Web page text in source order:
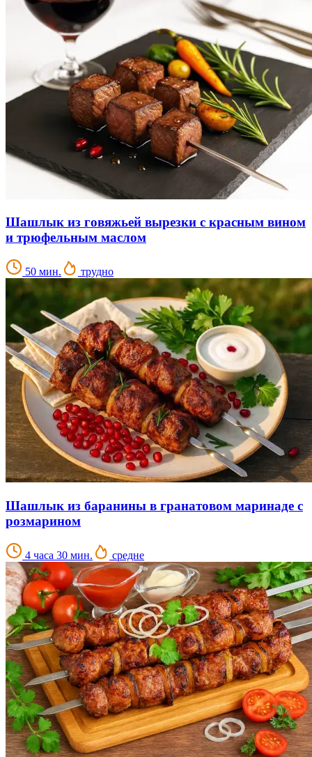
Шашлык из говяжьей вырезки с красным вином
и трюфельным маслом
50 мин. трудно
Шашлык из баранины в гранатовом маринаде с
розмарином
4 часа 30 мин. средне